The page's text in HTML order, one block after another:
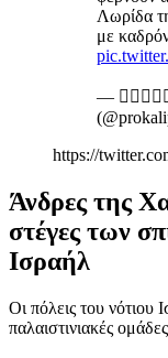
Λωρίδα
με
—
https://
Άνδρες της
στέγες των
Ισραήλ
Oι πόλεις του νότιου
παλαιστινιακές